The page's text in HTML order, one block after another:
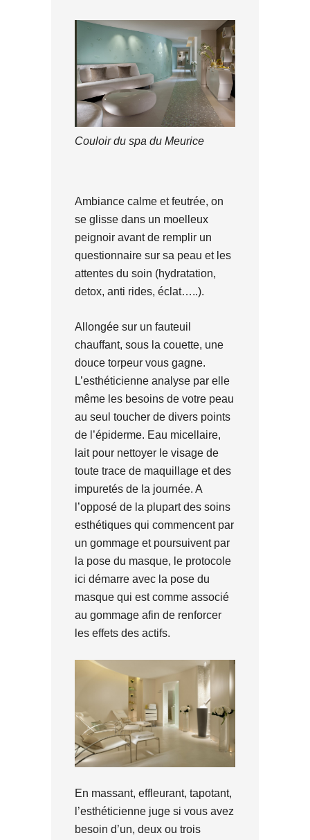
Couloir du spa du Meurice
Ambiance calme et feutrée, on
se glisse dans un moelleux
peignoir avant de remplir un
questionnaire sur sa peau et les
attentes du soin (hydratation,
detox, anti rides, éclat…..).
Allongée sur un fauteuil
chauffant, sous la couette, une
douce torpeur vous gagne.
L’esthéticienne analyse par elle
même les besoins de votre peau
au seul toucher de divers points
de l’épiderme. Eau micellaire,
lait pour nettoyer le visage de
toute trace de maquillage et des
impuretés de la journée. A
l’opposé de la plupart des soins
esthétiques qui commencent par
un gommage et poursuivent par
la pose du masque, le protocole
ici démarre avec la pose du
masque qui est comme associé
au gommage afin de renforcer
les effets des actifs.
En massant, effleurant, tapotant,
l’esthéticienne juge si vous avez
besoin d’un, deux ou trois